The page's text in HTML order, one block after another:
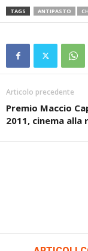
TAGS ANTIPASTO
Articolo precedente
Premio Maccio
2011, cinema alla